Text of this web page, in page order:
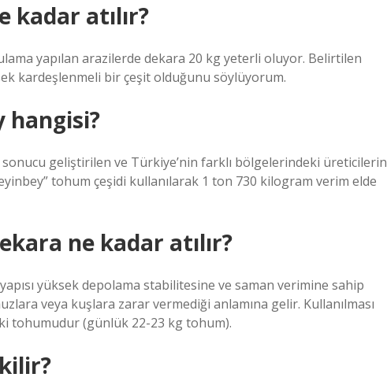
kadar atılır?
yapılan arazilerde dekara 20 kg yeterli oluyor. Belirtilen
kardeşlenmeli bir çeşit olduğunu söylüyorum.
hangisi?
sonucu geliştirilen ve Türkiye’nin farklı bölgelerindeki üreticilerin
tohum çeşidi kullanılarak 1 ton 730 kilogram verim elde
ne kadar atılır?
yüksek depolama stabilitesine ve saman verimine sahip
veya kuşlara zarar vermediği anlamına gelir. Kullanılması
tohumudur (günlük 22-23 kg tohum).